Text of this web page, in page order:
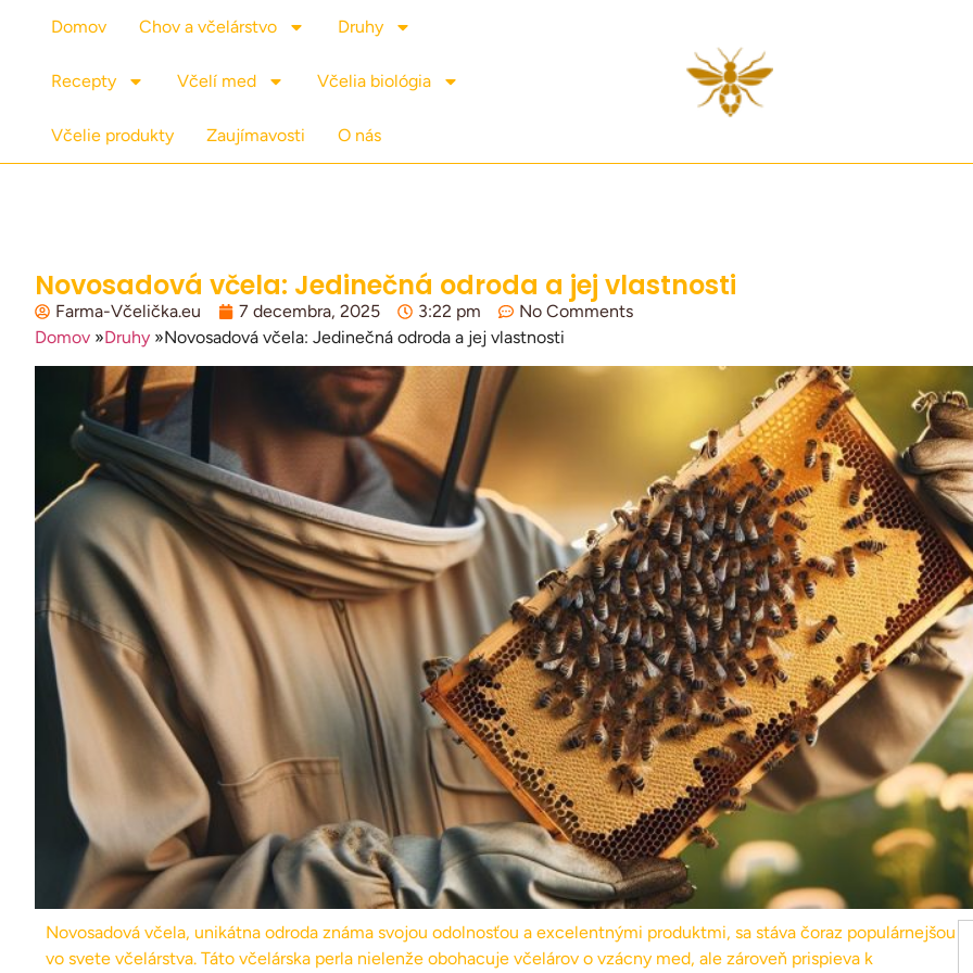
Domov Chov a včelárstvo Druhy
Recepty Včelí med Včelia biológia
Včelie produkty Zaujímavosti O nás
Novosadová včela: Jedinečná odroda a jej vlastnosti
Farma-Včelička.eu 7 decembra, 2025 3:22 pm
No Comments
Domov »Druhy »Novosadová včela: Jedinečná odroda a jej vlastnosti
Novosadová včela, unikátna odroda známa svojou odolnosťou a excelentnými produktmi, sa stáva čoraz populárnejšou
vo svete včelárstva. Táto včelárska perla nielenže obohacuje včelárov o vzácny med, ale zároveň prispieva k